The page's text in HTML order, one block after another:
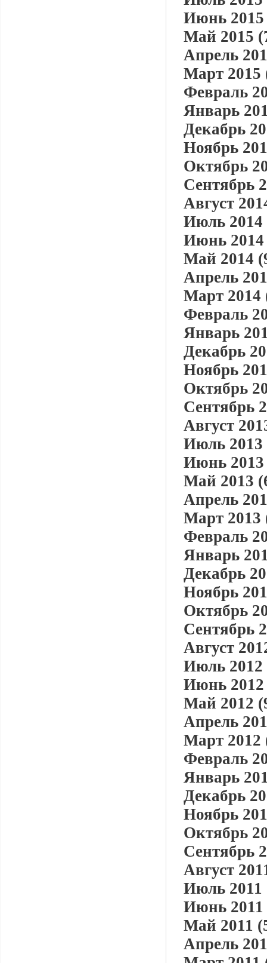
Июнь 2015
Май 2015
Апрель
Март 2015
Февраль
Январь
Декабрь
Ноябрь
Октябрь
Сентябрь
Август
Июль 2014
Июнь 2014
Май 2014
Апрель
Март 2014
Февраль
Январь
Декабрь
Ноябрь
Октябрь
Сентябрь
Август
Июль 2013
Июнь 2013
Май 2013
Апрель
Март 2013
Февраль
Январь
Декабрь
Ноябрь
Октябрь
Сентябрь
Август
Июль 2012
Июнь 2012
Май 2012
Апрель
Март 2012
Февраль
Январь
Декабрь
Ноябрь
Октябрь
Сентябрь
Август
Июль 2011
Июнь 2011
Май 2011
Апрель